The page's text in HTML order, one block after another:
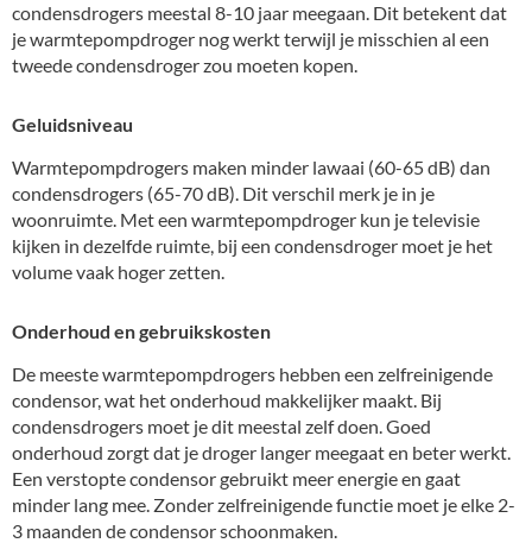
condensdrogers meestal 8-10 jaar meegaan. Dit betekent dat
je warmtepompdroger nog werkt terwijl je misschien al een
tweede condensdroger zou moeten kopen.
Geluidsniveau
Warmtepompdrogers maken minder lawaai (60-65 dB) dan
condensdrogers (65-70 dB). Dit verschil merk je in je
woonruimte. Met een warmtepompdroger kun je televisie
kijken in dezelfde ruimte, bij een condensdroger moet je het
volume vaak hoger zetten.
Onderhoud en gebruikskosten
De meeste warmtepompdrogers hebben een zelfreinigende
condensor, wat het onderhoud makkelijker maakt. Bij
condensdrogers moet je dit meestal zelf doen. Goed
onderhoud zorgt dat je droger langer meegaat en beter werkt.
Een verstopte condensor gebruikt meer energie en gaat
minder lang mee. Zonder zelfreinigende functie moet je elke 2-
3 maanden de condensor schoonmaken.